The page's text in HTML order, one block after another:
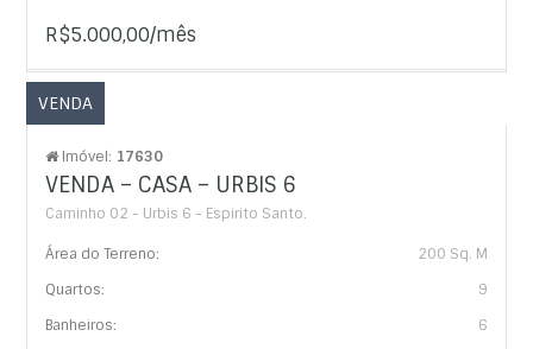
R$5.000,00/mês
VENDA
Imóvel: 17630
VENDA – CASA – URBIS 6
Caminho 02 - Urbis 6 - Espirito Santo.
Área do Terreno:
200 Sq. M
Quartos:
9
Banheiros:
6